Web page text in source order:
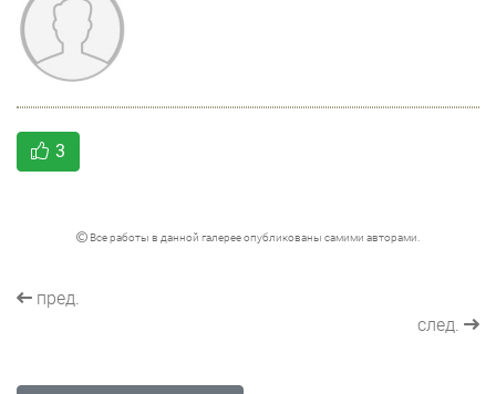
3
Все работы в данной галерее опубликованы самими авторами.
пред.
след.